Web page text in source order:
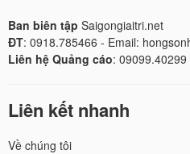
Ban biên tập Saigongiaitri.net
ĐT: 0918.785466 - Email:
Liên hệ Quảng cáo: 09099.40299
Liên kết nhanh
Về chúng tôi